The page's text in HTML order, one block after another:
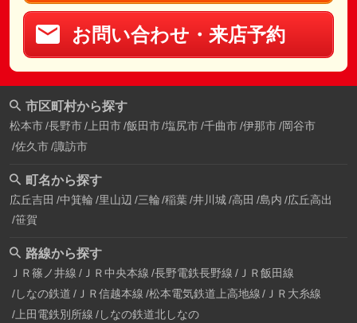
お問い合わせ・来店予約
市区町村から探す
松本市 長野市 上田市 飯田市 塩尻市 千曲市 伊那市 岡谷市
佐久市 諏訪市
町名から探す
広丘吉田 中箕輪 里山辺 三輪 稲葉 井川城 高田 島内 広丘高出
笹賀
路線から探す
ＪＲ篠ノ井線 ＪＲ中央本線 長野電鉄長野線 ＪＲ飯田線
しなの鉄道 ＪＲ信越本線 松本電気鉄道上高地線
ＪＲ大糸線
上田電鉄別所線 しなの鉄道北しなの